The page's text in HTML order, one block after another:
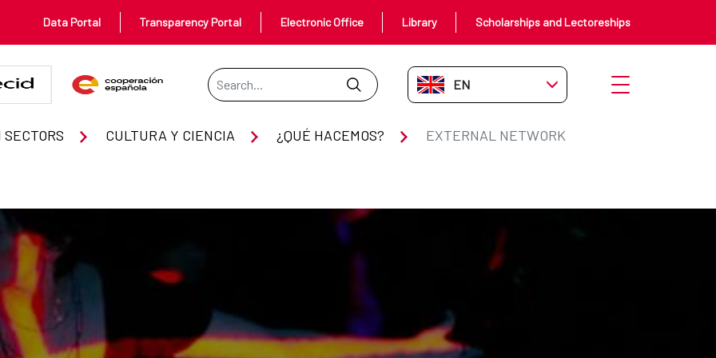
Data Portal Transparency Portal Electronic Office Library Scholarships and Lectoreships
Search Bar
EN-GB Open menu
CULTURA Y CIENCIA ¿QUÉ HACEMOS? EXTERNAL NETWORK